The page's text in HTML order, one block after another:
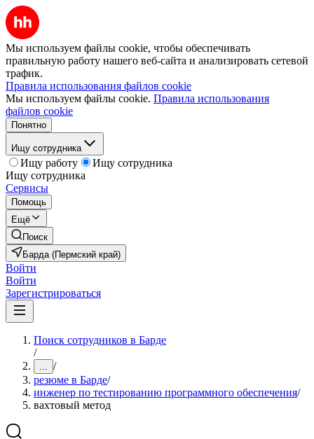
Мы используем файлы cookie, чтобы обеспечивать
правильную работу нашего веб-сайта и анализировать сетевой
трафик.
Правила использования файлов cookie
Мы используем файлы cookie. Правила использования
файлов cookie
Понятно
Ищу сотрудника
Ищу работу
Ищу сотрудника
Ищу сотрудника
Сервисы
Помощь
Ещё
Поиск
Барда (Пермский край)
Войти
Войти
Зарегистрироваться
Поиск сотрудников в Барде
/
... /
резюме в Барде/
инженер по тестированию программного обеспечения/
вахтовый метод